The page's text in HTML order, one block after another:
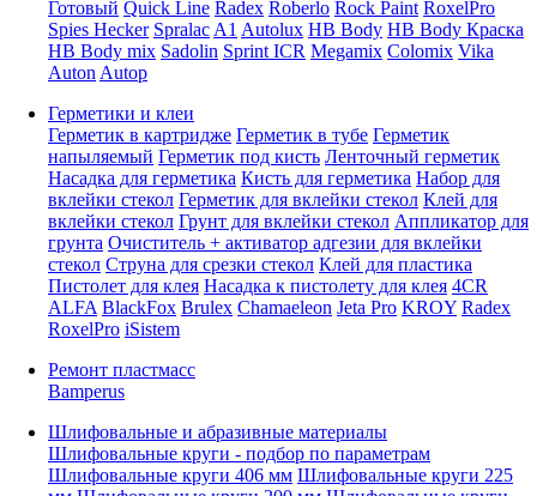
Готовый Quick Line Radex Roberlo Rock Paint RoxelPro
Spies Hecker Spralac A1 Autolux HB Body HB Body Краска
HB Body mix Sadolin Sprint ICR Megamix Colomix Vika
Auton Autop
Герметики и клеи
Герметик в картридже Герметик в тубе Герметик
напыляемый Герметик под кисть Ленточный герметик
Насадка для герметика Кисть для герметика Набор для
вклейки стекол Герметик для вклейки стекол Клей для
вклейки стекол Грунт для вклейки стекол Аппликатор для
грунта Очиститель + активатор адгезии для вклейки
стекол Струна для срезки стекол Клей для пластика
Пистолет для клея Насадка к пистолету для клея 4CR
ALFA BlackFox Brulex Chamaeleon Jeta Pro KROY Radex
RoxelPro iSistem
Ремонт пластмасс
Bamperus
Шлифовальные и абразивные материалы
Шлифовальные круги - подбор по параметрам
Шлифовальные круги 406 мм Шлифовальные круги 225